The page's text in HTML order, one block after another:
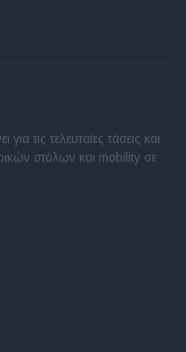
τις τελευταίες τάσεις και
στόλων και mobility σε